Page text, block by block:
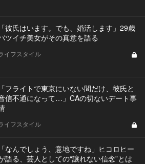
「彼氏はいます。でも、婚活します」29歳
ツイチ美女がその真意を語る
イフスタイル
「フライトで東京にいない間だけ、彼氏と
信不通になって…」CAの切ないデート事
イフスタイル
「なんでしょう、意地ですね」ヒコロヒー
語る、芸人としての“譲れない信念”とは